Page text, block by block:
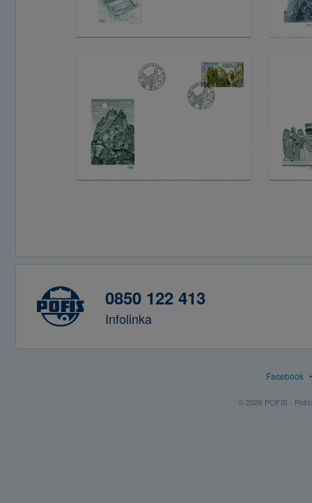
0850 122 413
Infolinka
Facebook
© 2026 POFIS -